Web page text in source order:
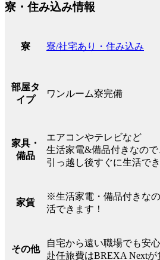
寮・住み込み情報
寮 寮/社宅あり・住み込み
部屋タ
イプ
ワンルーム寮完備
家具・
備品
エアコンやテレビなど
生活家電&備品付きなので
引っ越し後すぐに生活でき
家賃
※生活家電・備品付きな
活できます！
その他
自宅から遠い職場でも安
赴任旅費はBREXA Nextが